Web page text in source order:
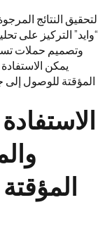
لتحقيق النتائج
“وايد” التركيز على
وتصميم حملات
يمكن
المؤقتة للوصول إلى